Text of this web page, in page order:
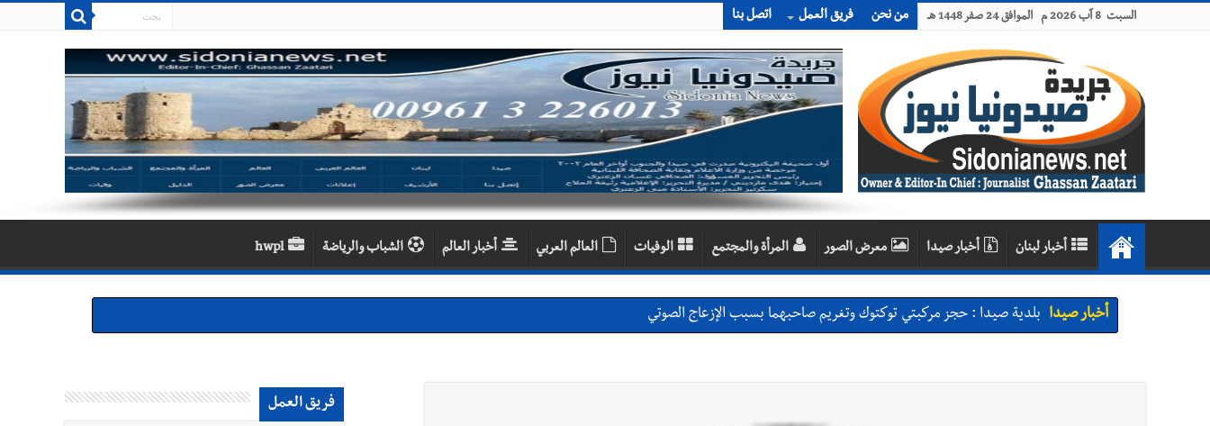
السبت 8 آب 2026 م الموافق 24 صفر 1448 هـ من نحن فريق العمل اتصل بنا
أخبار لبنان أخبار صيدا معرض الصور المرأة والمجتمع الوفيات العالم العربي أخبار العالم الشباب والرياضة hwpl
أخبار صيدا بلدية صيدا : حجز مركبتي توكتوك وتغريم صاحبهما بسبب الإزعاج الصوتي
بالصور : بلدية صيدا تستقبل السيد محمد زيدان: استعراض شامل لمشاريع وتأكيدٌ على حماية القيمة التراثية للمدينة القديمة
فريق العمل